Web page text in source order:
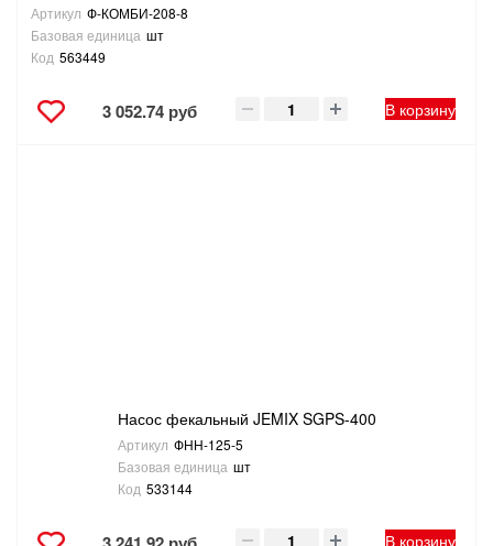
Артикул Ф-КОМБИ-208-8
Базовая единица шт
Код 563449
3 052.74 руб В корзину
Насос фекальный JEMIX SGPS-400
Артикул ФНН-125-5
Базовая единица шт
Код 533144
В корзину